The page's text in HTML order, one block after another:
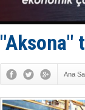
"Aksona"
Ana